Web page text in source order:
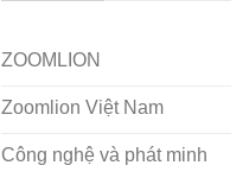
ZOOMLION
Zoomlion Việt Nam
Công nghệ và phát minh